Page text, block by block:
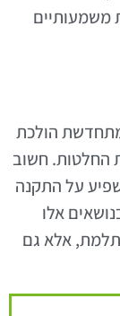
משמעותיים
הולכת
החלטות. חשוב
על התקנה
אלו
אלא גם